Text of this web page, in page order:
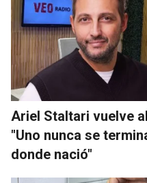
Ariel Staltari vuelve
"Uno nunca se
donde nació"